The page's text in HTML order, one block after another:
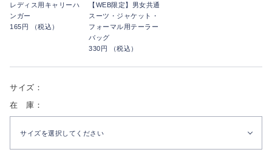
レディス用キャリーハ
ンガー
165円 （税込）
【WEB限定】男女共通
スーツ・ジャケット・
フォーマル用テーラー
バッグ
330円 （税込）
サイズ：
在 庫：
サイズを選択してください